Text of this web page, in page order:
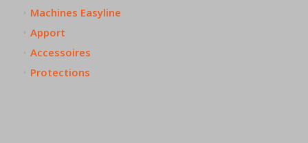
Machines Easyline
Apport
Accessoires
Protections